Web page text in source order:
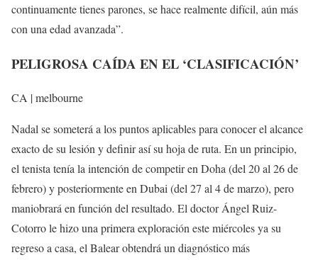
continuamente tienes parones, se hace realmente difícil, aún más
con una edad avanzada”.
PELIGROSA CAÍDA EN EL ‘CLASIFICACIÓN’
CA | melbourne
Nadal se someterá a los puntos aplicables para conocer el alcance
exacto de su lesión y definir así su hoja de ruta. En un principio,
el tenista tenía la intención de competir en Doha (del 20 al 26 de
febrero) y posteriormente en Dubai (del 27 al 4 de marzo), pero
maniobrará en función del resultado. El doctor Ángel Ruiz-
Cotorro le hizo una primera exploración este miércoles ya su
regreso a casa, el Balear obtendrá un diagnóstico más